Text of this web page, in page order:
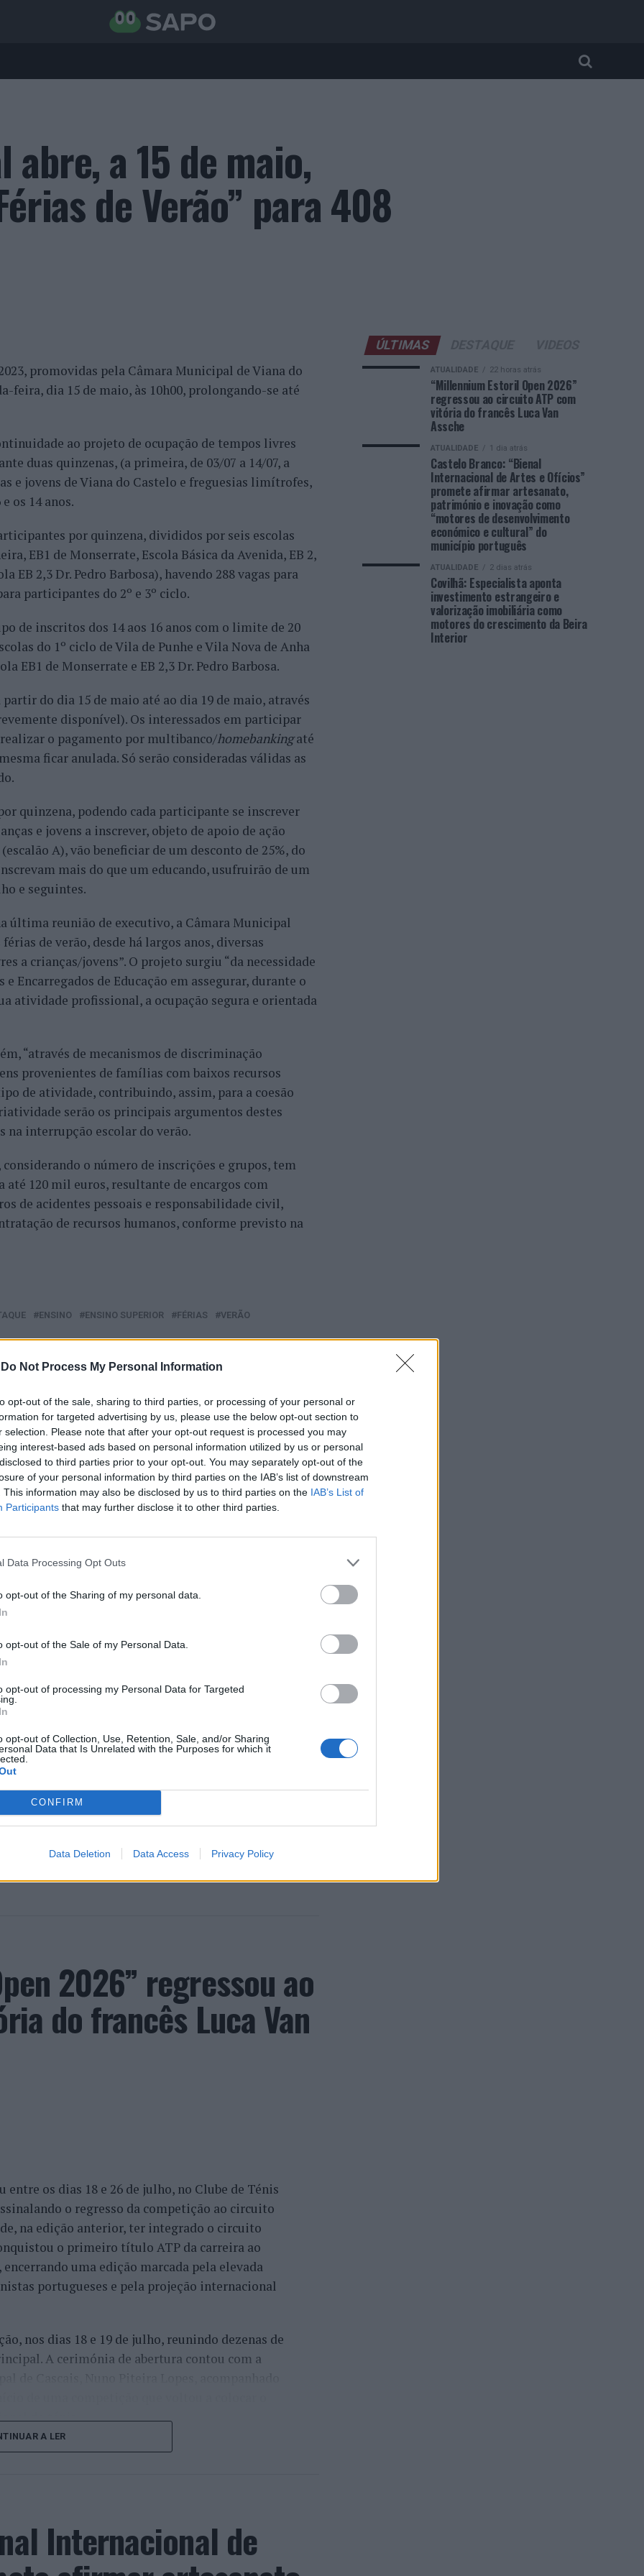
Do Not Process My Personal Information
opt-out of the sale, sharing to third parties, or processing of your personal or
for targeted advertising by us, please use the below opt-out section to
selection. Please note that after your opt-out request is processed you may
interest-based ads based on personal information utilized by us or personal
to third parties prior to your opt-out. You may separately opt-out of the
of your personal information by third parties on the IAB’s list of downstream
This information may also be disclosed by us to third parties on the IAB’s List of
Participants that may further disclose it to other third parties.
Data Processing Opt Outs
opt-out of the Sharing of my personal data.
opt-out of the Sale of my Personal Data.
opt-out of processing my Personal Data for Targeted
opt-out of Collection, Use, Retention, Sale, and/or Sharing
Data that Is Unrelated with the Purposes for which it
CONFIRM
Data Deletion Data Access Privacy Policy
a 15 de maio,
de Verão” para 408
promovidas pela Câmara Municipal de Viana do
feira, dia 15 de maio, às 10h00, prolongando-se até
ao projeto de ocupação de tempos livres
duas quinzenas, (a primeira, de 03/07 a 14/07, a
e jovens de Viana do Castelo e freguesias limítrofes,
os 14 anos.
por quinzena, divididos por seis escolas
EB1 de Monserrate, Escola Básica da Avenida, EB 2,
EB 2,3 Dr. Pedro Barbosa), havendo 288 vagas para
participantes do 2º e 3º ciclo.
de inscritos dos 14 aos 16 anos com o limite de 20
do 1º ciclo de Vila de Punhe e Vila Nova de Anha
EB1 de Monserrate e EB 2,3 Dr. Pedro Barbosa.
do dia 15 de maio até ao dia 19 de maio, através
disponível). Os interessados em participar
o pagamento por multibanco/homebankingaté
ficar anulada. Só serão consideradas válidas as
quinzena, podendo cada participante se inscrever
e jovens a inscrever, objeto de apoio de ação
A), vão beneficiar de um desconto de 25%, do
mais do que um educando, usufruirão de um
e seguintes.
última reunião de executivo, a Câmara Municipal
de verão, desde há largos anos, diversas
a crianças/jovens”. O projeto surgiu “da necessidade
e Encarregados de Educação em assegurar, durante o
atividade profissional, a ocupação segura e orientada
“através de mecanismos de discriminação
provenientes de famílias com baixos recursos
de atividade, contribuindo, assim, para a coesão
serão os principais argumentos destes
na interrupção escolar do verão.
o número de inscrições e grupos, tem
120 mil euros, resultante de encargos com
de acidentes pessoais e responsabilidade civil,
de recursos humanos, conforme previsto na
ENSINO ENSINO SUPERIOR FÉRIAS
VERÃO
PRÓXIMO
Ribeira Grande: Seis suspeitos
detidos pelo crime de tráfico de
droga
ESTAR INTERESSADO
Castelo: Detenção por Barcelos: Mais de quatro mil
natureza com “Brincadeiras sem
Ibérico de Windsurf fiscalização resulta na apreensão
CLIQUE PARA COMENTAR
2026” regressou ao
do francês Luca Van
os dias 18 e 26 de julho, no Clube de Ténis
o regresso da competição ao circuito
de, na edição anterior, ter integrado o circuito
o primeiro título ATP da carreira ao
uma edição marcada pela elevada
portugueses e pela projeção internacional
nos dias 18 e 19 de julho, reunindo dezenas de
A cerimónia de abertura contou com a
do ténis.
como Casper Ruud (Noruega), Alejandro
Tabilo e pelo belga Alexander Blockx.
foi também o regresso do suíço Stan
de despedida do antigo vencedor de três
A LER
Internacional de
ÚLTIMAS
ATUALIDADE 22 horas atrás
“Millennium Estoril Open 2026”
regressou ao circuito ATP com
vitória do francês Luca Van
Assche
ATUALIDADE 1 dia atrás
Castelo Branco: “Bienal
Internacional de Artes e Ofícios”
promete afirmar artesanato,
património e inovação como
“motores de desenvolvimento
económico e cultural” do
município português
ATUALIDADE 2 dias atrás
Covilhã: Especialista aponta
investimento estrangeiro e
valorização imobiliária como
motores do crescimento da Beira
Interior